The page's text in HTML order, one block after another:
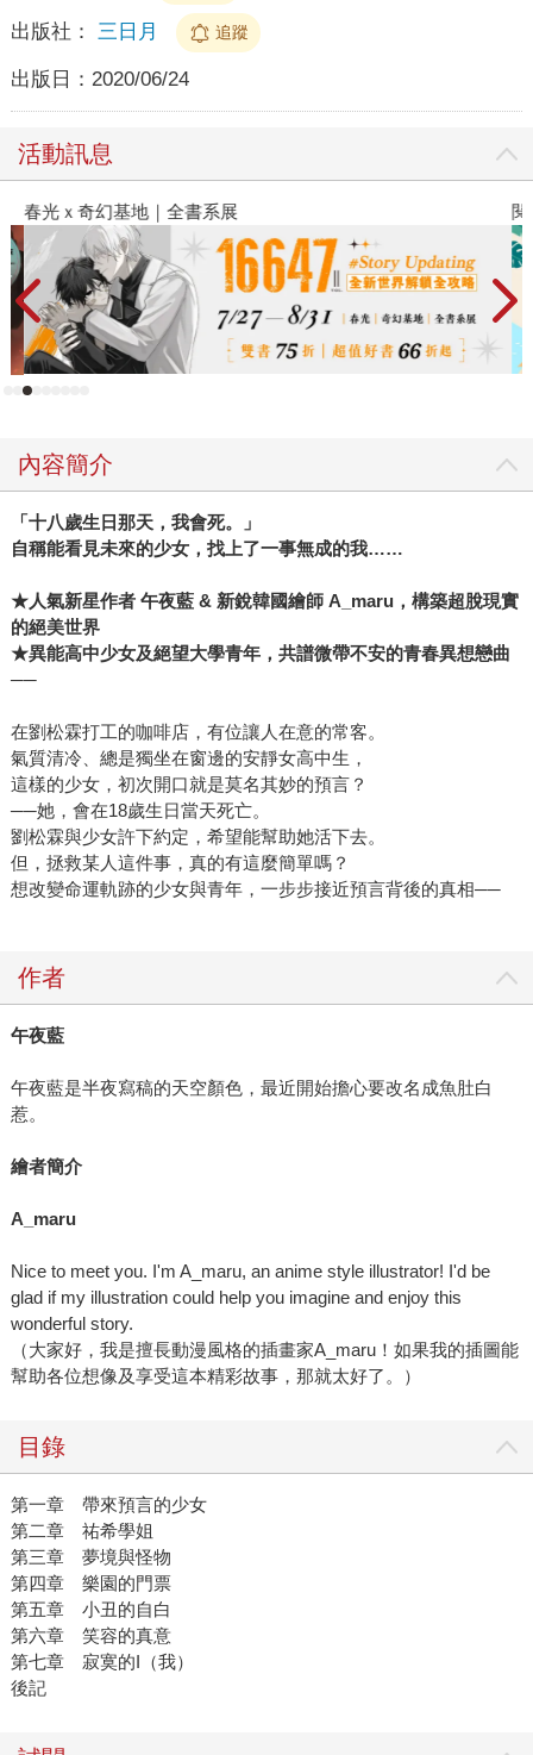
出版社： 三日月 追蹤
出版日： 2020/06/24
活動訊息
春光ｘ奇幻基地｜全書系展
內容簡介
「十八歲生日那天，我會死。」
自稱能看見未來的少女，找上了一事無成的我……
★人氣新星作者 午夜藍& 新銳韓國繪師A_maru，構築超脫現實
的絕美世界
★異能高中少女及絕望大學青年，共譜微帶不安的青春異想戀曲
──
在劉松霖打工的咖啡店，有位讓人在意的常客。
氣質清冷、總是獨坐在窗邊的安靜女高中生，
這樣的少女，初次開口就是莫名其妙的預言？
──她，會在18歲生日當天死亡。
劉松霖與少女許下約定，希望能幫助她活下去。
但，拯救某人這件事，真的有這麼簡單嗎？
想改變命運軌跡的少女與青年，一步步接近預言背後的真相──
作者
午夜藍
午夜藍是半夜寫稿的天空顏色，最近開始擔心要改名成魚肚白
惹。
繪者簡介
A_maru
Nice to meet you. I'm A_maru, an anime style illustrator! I'd be
glad if my illustration could help you imagine and enjoy this
wonderful story.
（大家好，我是擅長動漫風格的插畫家A_maru！如果我的插圖能
幫助各位想像及享受這本精彩故事，那就太好了。）
目錄
第一章 帶來預言的少女
第二章 祐希學姐
第三章 夢境與怪物
第四章 樂園的門票
第五章 小丑的自白
第六章 笑容的真意
第七章 寂寞的I（我）
後記